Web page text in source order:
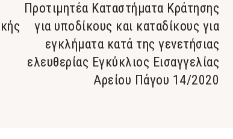
Προτιμητέα Καταστήματα Κράτησης
για υποδίκους και καταδίκους για
εγκλήματα κατά της γενετήσιας
ελευθερίας Εγκύκλιος Εισαγγελίας
Αρείου Πάγου 14/2020